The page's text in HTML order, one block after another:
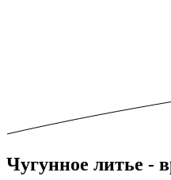
Чугунное литье -